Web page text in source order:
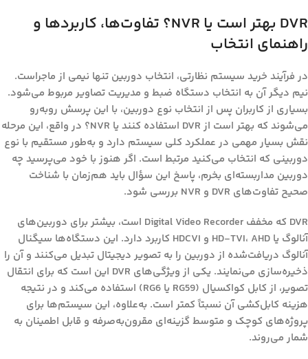
DVR بهتر است یا NVR؟ تفاوت‌ها، کاربردها و
راهنمای انتخاب
در فرآیند خرید سیستم نظارتی، انتخاب دوربین تنها نیمی از ماجراست.
نیم دیگر آن به انتخاب دستگاه ضبط و مدیریت تصاویر مربوط می‌شود.
بسیاری از کاربران پس از انتخاب نوع دوربین، با این پرسش روبه‌رو
می‌شوند که بهتر است از DVR استفاده کنند یا NVR؟ در واقع، این مرحله
نقش بسیار مهمی در عملکرد کلی سیستم دارد و به‌طور مستقیم با نوع
دوربینی که انتخاب می‌کنید مرتبط است. اگر هنوز با خود می‌پرسید چه
دوربین مداربسته‌ای بخرم، پاسخ این سؤال باید هم‌زمان با شناخت
صحیح تفاوت‌های DVR و NVR بررسی شود.
DVR که مخفف
Digital Video Recorder است، بیشتر برای دوربین‌های
آنالوگ یا HD-TVI، AHD و HDCVI کاربرد دارد. این دستگاه‌ها سیگنال
آنالوگ دریافت‌شده از دوربین را به تصویر دیجیتال تبدیل می‌کنند و آن را
ذخیره‌سازی می‌نمایند. یکی از ویژگی‌های DVR این است که برای انتقال
تصویر، از کابل کواکسیال (RG59 یا RG6) استفاده می‌کند و در نتیجه
هزینه کابل‌کشی آن نسبتاً کمتر است. به‌علاوه، این سیستم‌ها برای
پروژه‌های کوچک و متوسط گزینه‌ای مقرون‌به‌صرفه و قابل اطمینان به
شمار می‌روند.